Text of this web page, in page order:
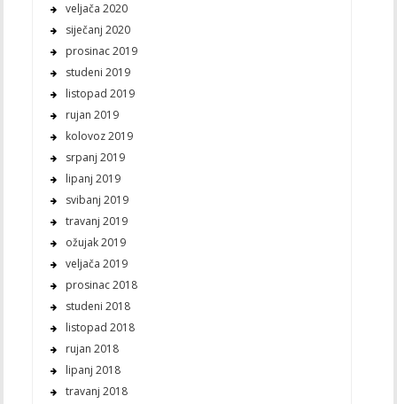
veljača 2020
siječanj 2020
prosinac 2019
studeni 2019
listopad 2019
rujan 2019
kolovoz 2019
srpanj 2019
lipanj 2019
svibanj 2019
travanj 2019
ožujak 2019
veljača 2019
prosinac 2018
studeni 2018
listopad 2018
rujan 2018
lipanj 2018
travanj 2018